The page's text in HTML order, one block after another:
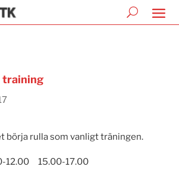
training
börja rulla som vanligt träningen.
12.00 15.00-17.00